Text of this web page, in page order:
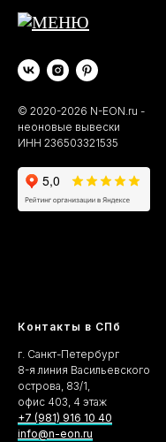
© 2020-2026 N-EON.ru -
неоновые вывески
ИНН 236503321535
Контакты в СПб
г. Санкт-Петербург
8-я линия Васильевского
острова, 83/1,
офис 403, 4 этаж
+7 (981) 916 10 40
info@n-eon.ru